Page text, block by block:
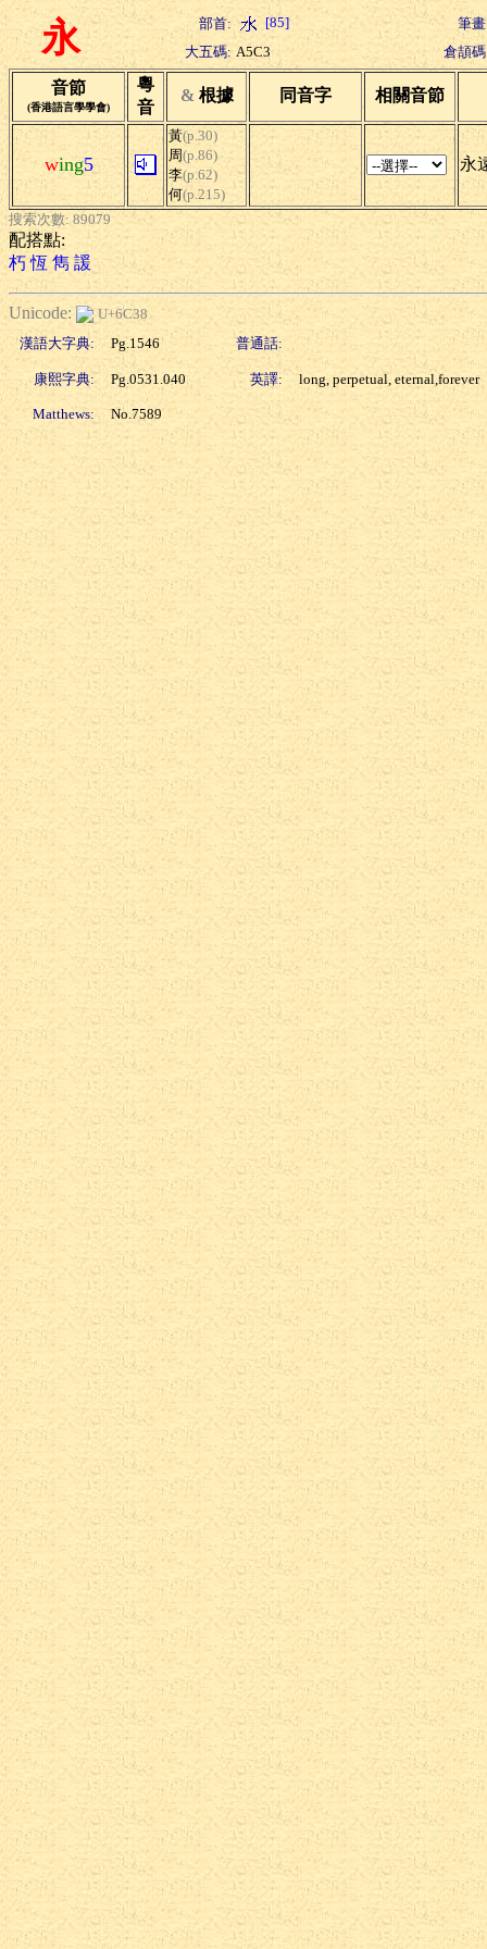
永 部首: [85]
筆
大五碼: A5C3 倉頡
音節
(香港語言學學會)
粵
音
& 根據 同音字 相關音節
wing5
黃(p.30)
周(p.86)
李(p.62)
何(p.215)
永
搜索次數: 89079
配搭點:
朽 恆 雋 諼
Unicode:
U+6C38
漢語大字典:
Pg.1546 普通話:
康熙字典: Pg.0531.040 英譯: long, perpetual, eternal,forever
Matthews: No.7589